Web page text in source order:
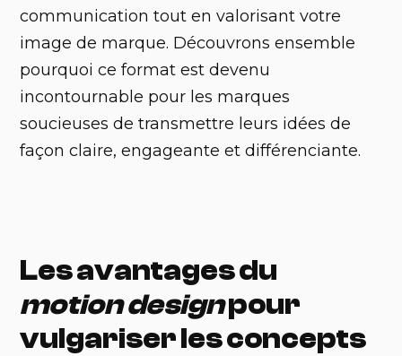
communication tout en valorisant votre
image de marque. Découvrons ensemble
pourquoi ce format est devenu
incontournable pour les marques
soucieuses de transmettre leurs idées de
façon claire, engageante et différenciante.
Les avantages du
motion designpour
vulgariser les concepts